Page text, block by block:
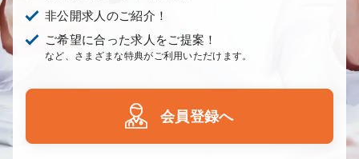
非公開求人のご紹介！
ご希望に合った求人をご提案！
など、さまざまな特典がご利用いただけます。
会員登録へ